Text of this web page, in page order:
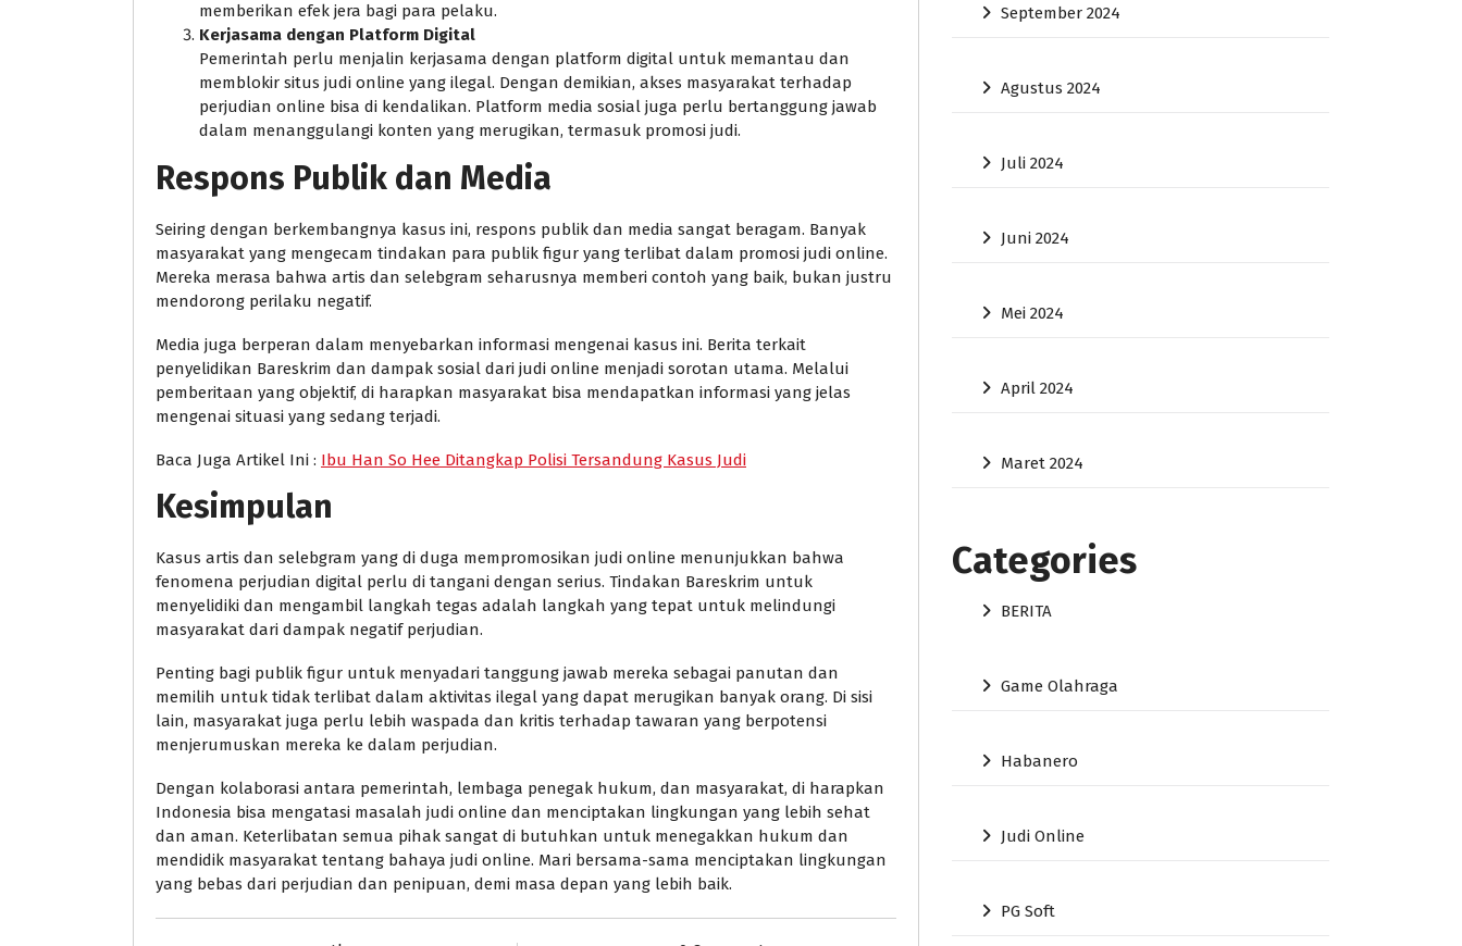
memberikan efek jera bagi para pelaku.
Kerjasama dengan Platform Digital
Pemerintah perlu menjalin kerjasama dengan platform digital untuk memantau dan
memblokir situs judi online yang ilegal. Dengan demikian, akses masyarakat terhadap
perjudian online bisa di kendalikan. Platform media sosial juga perlu bertanggung jawab
dalam menanggulangi konten yang merugikan, termasuk promosi judi.
Respons Publik dan Media
Seiring dengan berkembangnya kasus ini, respons publik dan media sangat beragam. Banyak
masyarakat yang mengecam tindakan para publik figur yang terlibat dalam promosi judi online.
Mereka merasa bahwa artis dan selebgram seharusnya memberi contoh yang baik, bukan justru
mendorong perilaku negatif.
Media juga berperan dalam menyebarkan informasi mengenai kasus ini. Berita terkait
penyelidikan Bareskrim dan dampak sosial dari judi online menjadi sorotan utama. Melalui
pemberitaan yang objektif, di harapkan masyarakat bisa mendapatkan informasi yang jelas
mengenai situasi yang sedang terjadi.
Baca Juga Artikel Ini : Ibu Han So Hee Ditangkap Polisi Tersandung Kasus Judi
Kesimpulan
Kasus artis dan selebgram yang di duga mempromosikan judi online menunjukkan bahwa
fenomena perjudian digital perlu di tangani dengan serius. Tindakan Bareskrim untuk
menyelidiki dan mengambil langkah tegas adalah langkah yang tepat untuk melindungi
masyarakat dari dampak negatif perjudian.
Penting bagi publik figur untuk menyadari tanggung jawab mereka sebagai panutan dan
memilih untuk tidak terlibat dalam aktivitas ilegal yang dapat merugikan banyak orang. Di sisi
lain, masyarakat juga perlu lebih waspada dan kritis terhadap tawaran yang berpotensi
menjerumuskan mereka ke dalam perjudian.
Dengan kolaborasi antara pemerintah, lembaga penegak hukum, dan masyarakat, di harapkan
Indonesia bisa mengatasi masalah judi online dan menciptakan lingkungan yang lebih sehat
dan aman. Keterlibatan semua pihak sangat di butuhkan untuk menegakkan hukum dan
mendidik masyarakat tentang bahaya judi online. Mari bersama-sama menciptakan lingkungan
yang bebas dari perjudian dan penipuan, demi masa depan yang lebih baik.
September 2024
Agustus 2024
Juli 2024
Juni 2024
Mei 2024
April 2024
Maret 2024
Categories
BERITA
Game Olahraga
Habanero
Judi Online
PG Soft